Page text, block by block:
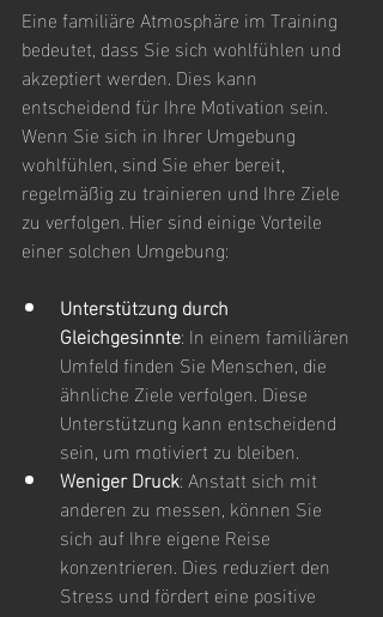
Eine familiäre Atmosphäre im Training
bedeutet, dass Sie sich wohlfühlen und
akzeptiert werden. Dies kann
entscheidend für Ihre Motivation sein.
Wenn Sie sich in Ihrer Umgebung
wohlfühlen, sind Sie eher bereit,
regelmäßig zu trainieren und Ihre Ziele
zu verfolgen. Hier sind einige Vorteile
einer solchen Umgebung:
Unterstützung durch
Gleichgesinnte: In einem familiären
Umfeld finden Sie Menschen, die
ähnliche Ziele verfolgen. Diese
Unterstützung kann entscheidend
sein, um motiviert zu bleiben.
Weniger Druck: Anstatt sich mit
anderen zu messen, können Sie
sich auf Ihre eigene Reise
konzentrieren. Dies reduziert den
Stress und fördert eine positive